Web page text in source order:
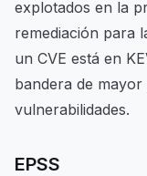
explotados en la
remediación para
un CVE está en
bandera de
vulnerabilidades.
EPSS